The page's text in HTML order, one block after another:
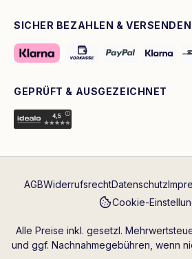
SICHER BEZAHLEN & VERSENDEN
GEPRÜFT & AUSGEZEICHNET
AGBWiderrufsrechtDatenschutz
Cookie-
Alle Preise inkl. gesetzl.
und ggf. Nachnahmegebühren, wenn